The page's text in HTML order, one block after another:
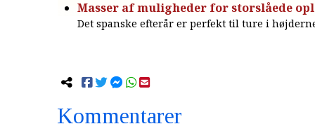
Masser af muligheder for storslåede
Det spanske efterår er perfekt til ture i
Kommentarer